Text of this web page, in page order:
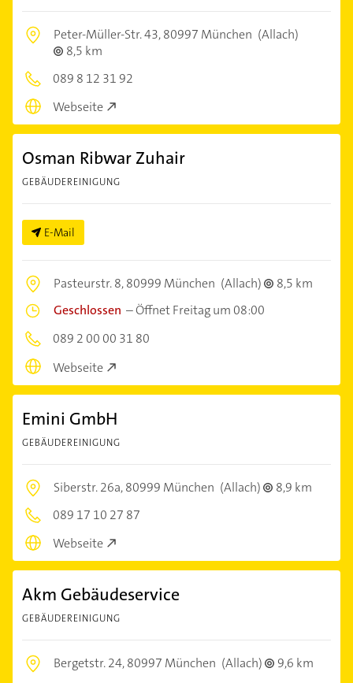
Peter-Müller-Str. 43,80997 München (Allach)
8,5 km
089 8 12 31 92
Webseite
Osman Ribwar Zuhair
GEBÄUDEREINIGUNG
E-Mail
Pasteurstr. 8,80999 München (Allach)
8,5 km
Geschlossen –Öffnet Freitag um 08:00
089 2 00 00 31 80
Webseite
Emini GmbH
GEBÄUDEREINIGUNG
Siberstr. 26a,80999 München (Allach)
8,9 km
089 17 10 27 87
Webseite
Akm Gebäudeservice
GEBÄUDEREINIGUNG
Bergetstr. 24,80997 München (Allach)
9,6 km